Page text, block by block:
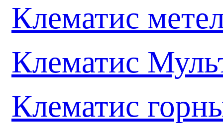
Клематис
Клематис
Клематис